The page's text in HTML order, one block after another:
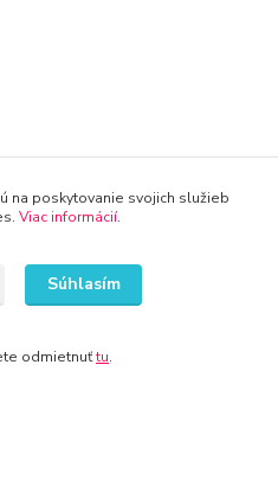
na poskytovanie svojich služieb
Viac informácií.
Súhlasím
odmietnuťtu.